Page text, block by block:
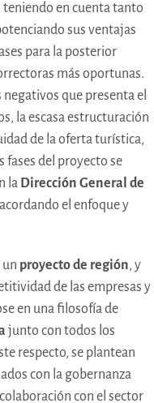
teniendo en cuenta tanto
sus ventajas
para la posterior
más oportunas.
negativos que presenta el
la escasa estructuración
de la oferta turística,
fases del proyecto se
la Dirección General de
el enfoque y
un proyecto de región, y
de las empresas y
en una filosofía de
junto con todos los
respecto, se plantean
con la gobernanza
con el sector